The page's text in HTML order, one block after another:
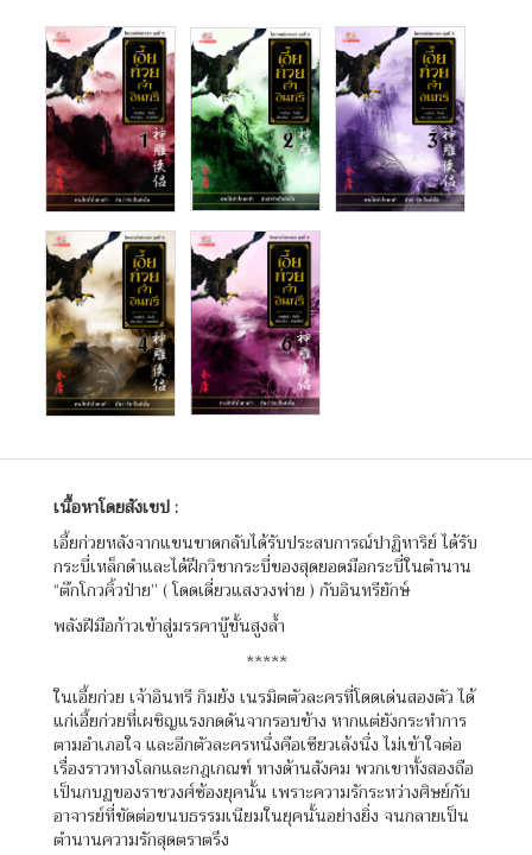
เนื้อหาโดยสังเขป :
เอี้ยก่วยหลังจากแขนขาดกลับได้รับประสบการณ์ปาฏิหาริย์ ได้รับ
กระบี่เหล็กดำและได้ฝึกวิชากระบี่ของสุดยอดมือกระบี่ในตำนาน
“ต๊กโกวคิ้วป่าย” ( โดดเดี่ยวแสงวงพ่าย ) กับอินทรียักษ์
พลังฝีมือก้าวเข้าสู่มรรคาบู๊ขั้นสูงล้ำ
*****
ในเอี้ยก่วย เจ้าอินทรี กิมย้ง เนรมิตตัวละครที่โดดเด่นสองตัว ได้
แก่เอี้ยก่วยที่เผชิญแรงกดดันจากรอบข้าง หากแต่ยังกระทำการ
ตามอำเภอใจ และอีกตัวละครหนึ่งคือเซียวเล้งนึ่ง ไม่เข้าใจต่อ
เรื่องราวทางโลกและกฎเกณฑ์ ทางด้านสังคม พวกเขาทั้งสองถือ
เป็นกบฏของราชวงศ์ซ้องยุคนั้น เพราะความรักระหว่างศิษย์กับ
อาจารย์ที่ขัดต่อขนบธรรมเนียมในยุคนั้นอย่างยิ่ง จนกลายเป็น
ตำนานความรักสุดตราตรึง